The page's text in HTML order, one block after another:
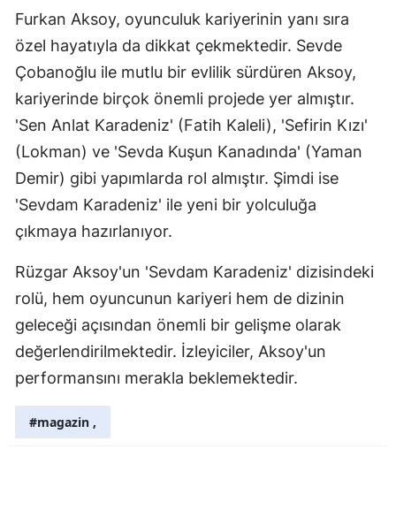
Niğde
Ordu
Rize
Sakarya
Samsun
Sivas
Tekirdağ
Furkan Aksoy, oyunculuk kariyerinin yanı sıra
özel hayatıyla da dikkat çekmektedir. Sevde
Çobanoğlu ile mutlu bir evlilik sürdüren Aksoy,
kariyerinde birçok önemli projede yer almıştır.
'Sen Anlat Karadeniz' (Fatih Kaleli), 'Sefirin Kızı'
(Lokman) ve 'Sevda Kuşun Kanadında' (Yaman
Demir) gibi yapımlarda rol almıştır. Şimdi ise
'Sevdam Karadeniz' ile yeni bir yolculuğa
çıkmaya hazırlanıyor.
Rüzgar Aksoy'un 'Sevdam Karadeniz' dizisindeki
rolü, hem oyuncunun kariyeri hem de dizinin
geleceği açısından önemli bir gelişme olarak
değerlendirilmektedir. İzleyiciler, Aksoy'un
performansını merakla beklemektedir.
#magazin ,